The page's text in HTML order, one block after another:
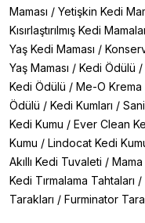
Maması / Yetişkin Kedi
Kısırlaştırılmış Kedi
Yaş Kedi Maması /
Yaş Maması / Kedi Ödülü /
Kedi Ödülü / Me-O Krema
Ödülü / Kedi Kumları /
Kedi Kumu / Ever Clean
Kumu / Lindocat Kedi
Akıllı Kedi Tuvaleti / Mama
Kedi Tırmalama Tahtaları /
Tarakları / Furminator